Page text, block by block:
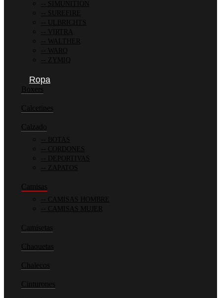
SIMUNITION
SUREFIRE
ULBRICHTS
VIRTRA
WALTHER
WARQ
ZYMIQ
Ropa
Boxers
Calcetines
Calzado
BOTAS
CORDONES
DEPORTIVAS
ZAPATOS
Camisas
CAMISAS HOMBRE
CAMISAS MUJER
Camisetas
Chaquetas
Chalecos
Cinturones